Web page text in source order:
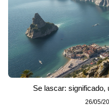
Se lascar: significado,
26/05/